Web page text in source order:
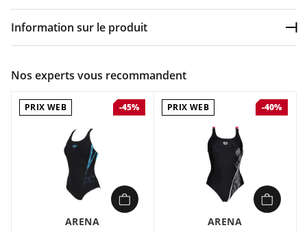
Information sur le produit
Maillot de bain Femme Arena WOMEN S SWIM PRO BACK
GRAPHIC Noir en vente à prix attractif chez Sport 2000
Nos experts vous recommandent
PRIX WEB -45%
ARENA
PRIX WEB -40%
ARENA